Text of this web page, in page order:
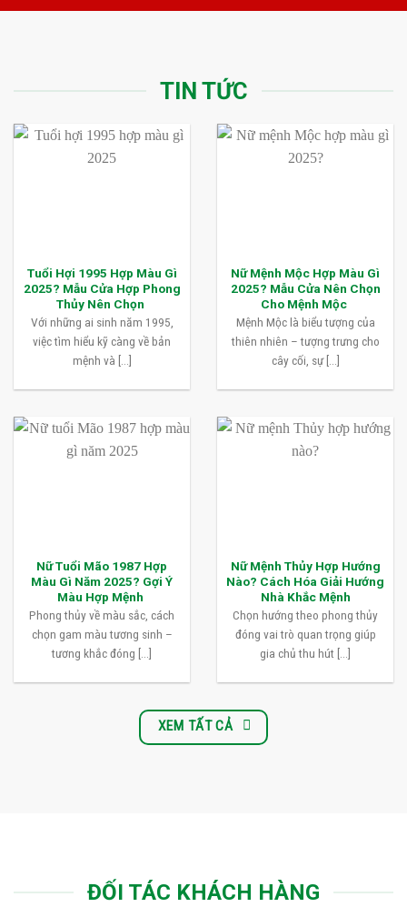
TIN TỨC
Tuổi Hợi 1995 Hợp Màu Gì
2025? Mẫu Cửa Hợp Phong
Thủy Nên Chọn
Với những ai sinh năm 1995,
việc tìm hiểu kỹ càng về bản
mệnh và [...]
Nữ Mệnh Mộc Hợp Màu Gì
2025? Mẫu Cửa Nên Chọn
Cho Mệnh Mộc
Mệnh Mộc là biểu tượng của
thiên nhiên – tượng trưng cho
cây cối, sự [...]
Nữ Tuổi Mão 1987 Hợp
Màu Gì Năm 2025? Gợi Ý
Màu Hợp Mệnh
Phong thủy về màu sắc, cách
chọn gam màu tương sinh –
tương khắc đóng [...]
Nữ Mệnh Thủy Hợp Hướng
Nào? Cách Hóa Giải Hướng
Nhà Khắc Mệnh
Chọn hướng theo phong thủy
đóng vai trò quan trọng giúp
gia chủ thu hút [...]
XEM TẤT CẢ
ĐỐI TÁC KHÁCH HÀNG